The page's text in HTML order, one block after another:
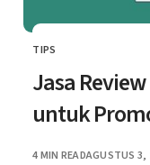
CATEGORY
TIPS
Jasa
untuk
4 MIN READPUBLISHED
AGUSTUS 3,